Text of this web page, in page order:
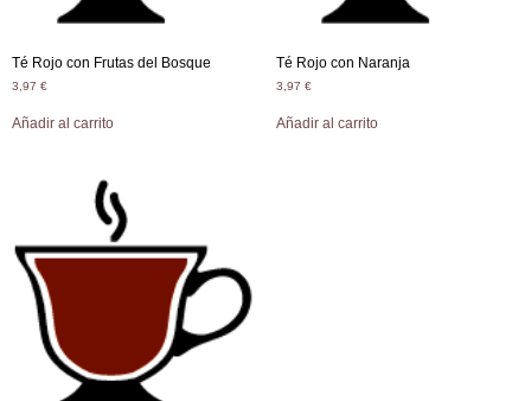
Té Rojo con Frutas del Bosque
3,97 €
Añadir al carrito
Té Rojo con Naranja
3,97 €
Añadir al carrito